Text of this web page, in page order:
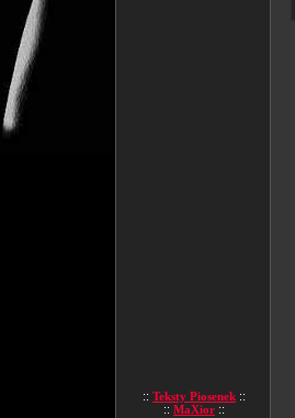
:: Teksty Piosenek ::
:: MaXior ::